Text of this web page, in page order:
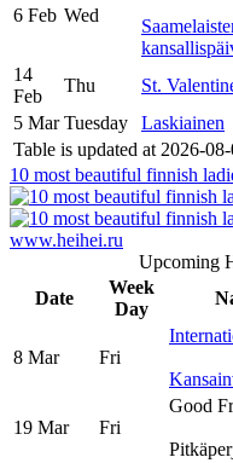
6 Feb Wed
14
Feb
Thu St.
5 Mar Tuesday Laskiainen
Table is updated at 2026-
10 most beautiful finnish
Upcoming
Date
Week
Day
8 Mar Fri
19 Mar Fri
Good